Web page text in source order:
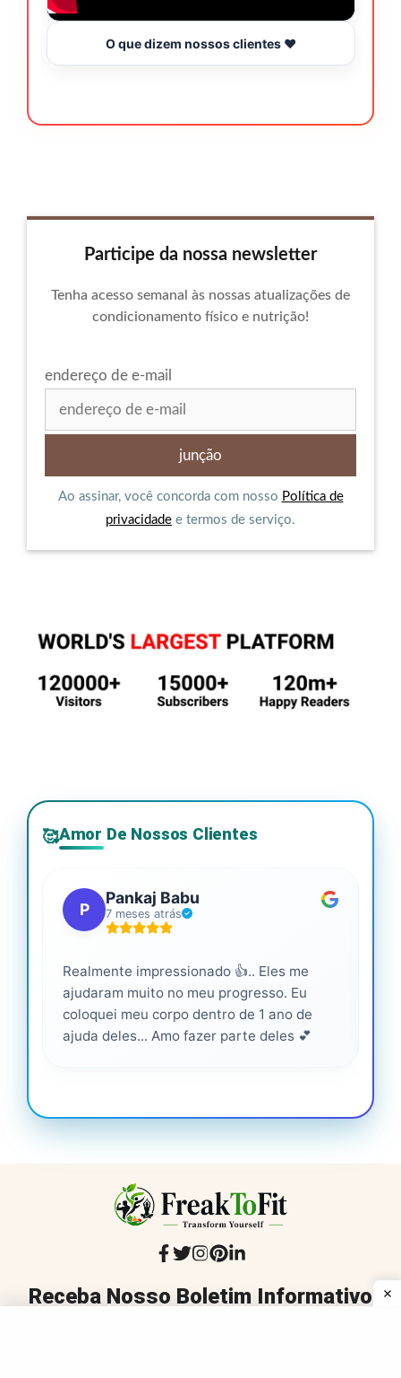
O que dizem nossos clientes ❤️
Participe da nossa newsletter
Tenha acesso semanal às nossas atualizações de
condicionamento físico e nutrição!
endereço de e-mail
Ao assinar, você concorda com nosso Política de
privacidade e termos de serviço.
🥰Amor De Nossos Clientes
P
Pankaj Babu
7 meses atrás
Realmente impressionado 👍.. Eles me
ajudaram muito no meu progresso. Eu
coloquei meu corpo dentro de 1 ano de
ajuda deles... Amo fazer parte deles 💕
Receba Nosso Boletim Informativo